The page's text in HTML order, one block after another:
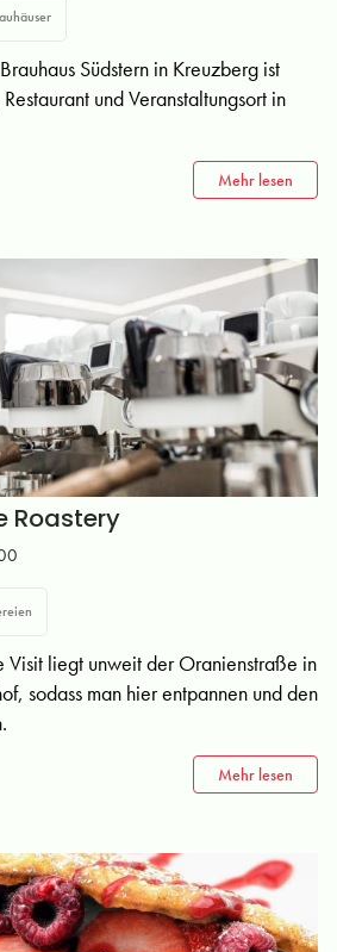
Südstern in Kreuzberg ist
und Veranstaltungsort in
Mehr lesen
Roastery
Visit liegt unweit der Oranienstraße in
sodass man hier entpannen und den
Mehr lesen